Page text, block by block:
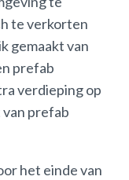
te verkorten
gemaakt van
prefab
verdieping op
prefab
het einde van